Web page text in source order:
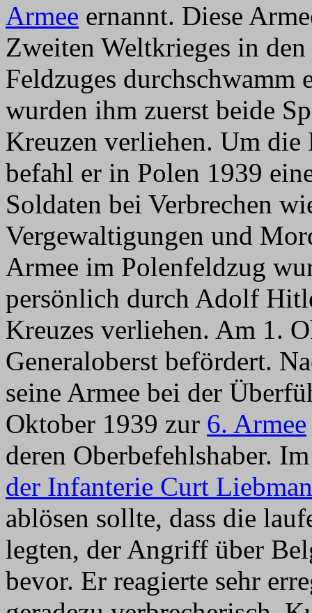
Armee ernannt. Diese
Zweiten Weltkrieges in
Feldzuges durchschwamm
wurden ihm zuerst beide
Kreuzen verliehen. Um
befahl er in Polen 1939
Soldaten bei Verbrechen
Vergewaltigungen und
Armee im Polenfeldzug
persönlich durch Adolf
Kreuzes verliehen. Am 1.
Generaloberst befördert.
seine Armee bei der
Oktober 1939 zur 6. Armee
deren Oberbefehlshaber.
der Infanterie Curt
ablösen sollte, dass die
legten, der Angriff über
bevor. Er reagierte sehr